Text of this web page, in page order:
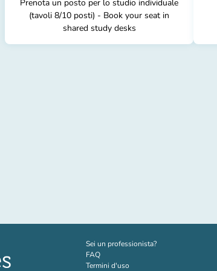
Prenota un posto per lo studio individuale
(tavoli 8/10 posti) - Book your seat in
shared study desks
Sei un professionista?(nuova scheda)
FAQ
Termini d'uso